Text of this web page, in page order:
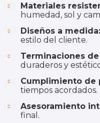
Materiales
humedad, sol y
Diseños a medida:
estilo del cliente.
Terminaciones
duraderos y
Cumplimiento de
tiempos acordados.
Asesoramiento
final.